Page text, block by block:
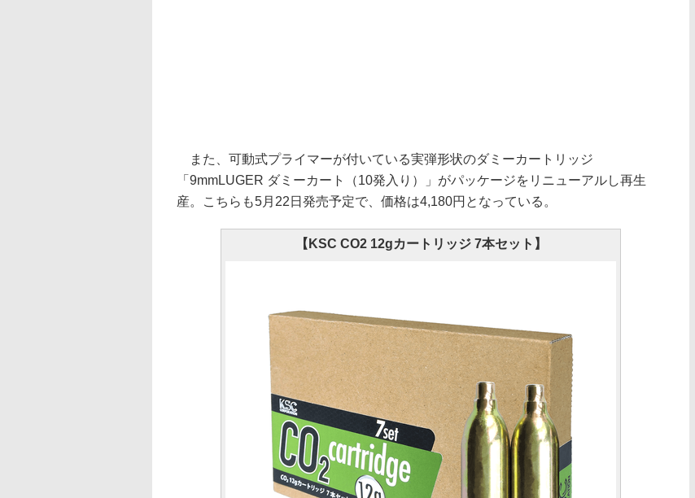
また、可動式プライマーが付いている実弾形状のダミーカートリッジ
「9mmLUGER ダミーカート（10発入り）」がパッケージをリニューアルし再生
産。こちらも5月22日発売予定で、価格は4,180円となっている。
【KSC CO2 12gカートリッジ 7本セット】